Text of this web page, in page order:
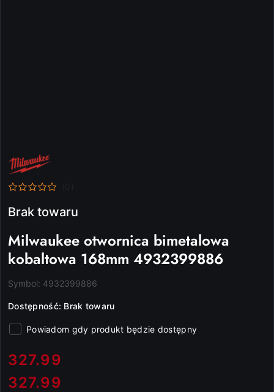
NAZWA
PRODUCENTA:
MILWAUKEE
Brak towaru
Milwaukee otwornica bimetalowa
kobaltowa 168mm 4932399886
Symbol: 4932399886
Dostępność: Brak towaru
Powiadom gdy produkt będzie dostępny
cena:
327.99
Cena:
327.99